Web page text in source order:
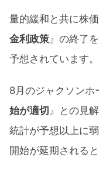
量的緩和と共に株
金利政策 』の終了
予想されています。
8月のジャクソンホ
始が適切 』との見
統計が予想以上に
開始が延期される